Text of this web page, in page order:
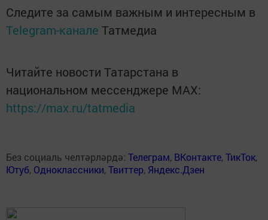
Следите за самым важным и интересным в
Telegram-канале Татмедиа
Читайте новости Татарстана в
национальном мессенджере MАХ:
https://max.ru/tatmedia
Без социаль челтәрләрдә: Телеграм, ВКонтакте,ТикТок,
Ютуб, Одноклассники,Твиттер, Яндекс.Дзен